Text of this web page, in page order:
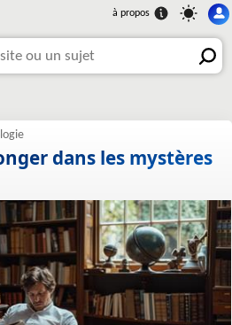
dans les mystères